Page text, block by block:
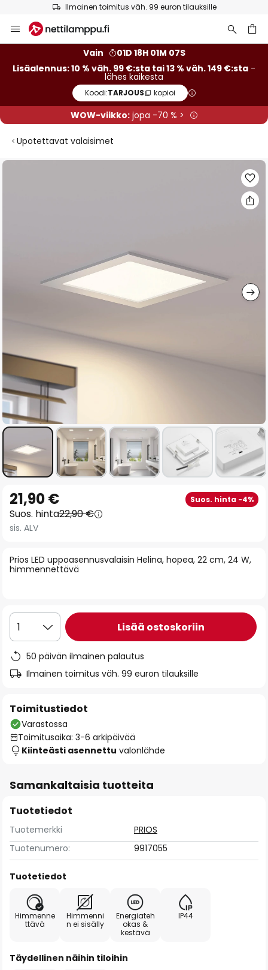
Ilmainen toimitus väh. 99 euron tilauksille
to
Vain
01D 18H 01M 07S
Lisäalennus: 10 % väh. 99 €:sta tai 13 % väh. 149 €:sta -
lähes kaikesta
Koodi:TARJOUS kopioi
WOW-viikko:jopa -70 % >
Upotettavat valaisimet
Skip
to
the
beginning
the
images
Prios LED uppoasennusvalaisin Helina, hopea, 22 cm, 24 W,
himmennettävä
21,90 € Suos. hinta -4%
Suos. hinta22,90 €
sis. ALV
1 Lisää ostoskoriin
50 päivän ilmainen palautus
Ilmainen toimitus väh. 99 euron tilauksille
Toimitustiedot
Varastossa
Toimitusaika: 3-6 arkipäivää
Kiinteästi asennettu valonlähde
Samankaltaisia tuotteita
Tuotetiedot
Tuotemerkki
PRIOS
Tuotenumero:
9917055
Tuotetiedot
Himmenne
ttävä
Himmenni
n ei sisälly
Energiateh
okas &
kestävä
IP44
Täydellinen näihin tiloihin